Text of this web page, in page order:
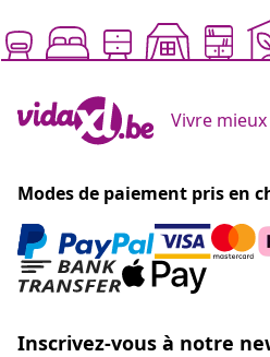
Vivre
Modes de paiement pris en
Inscrivez-vous à notre